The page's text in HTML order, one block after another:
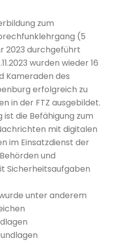
zum
(5
2023 durchgeführt
wurden wieder 16
Kameraden des
erfolgreich zu
in der FTZ ausgebildet.
ist die Befähigung zum
mit digitalen
im Einsatzdienst der
und
Sicherheitsaufgaben
unter anderem